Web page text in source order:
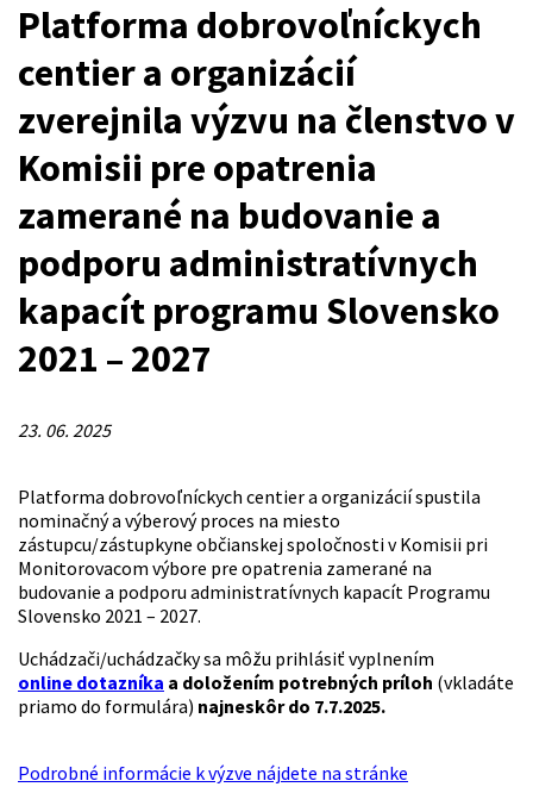
Platforma dobrovoľníckych
centier a organizácií
zverejnila výzvu na členstvo v
Komisii pre opatrenia
zamerané na budovanie a
podporu administratívnych
kapacít programu Slovensko
2021 – 2027
23. 06. 2025
Platforma dobrovoľníckych centier a organizácií spustila
nominačný a výberový proces na miesto
zástupcu/zástupkyne občianskej spoločnosti v Komisii pri
Monitorovacom výbore pre opatrenia zamerané na
budovanie a podporu administratívnych kapacít Programu
Slovensko 2021 – 2027.
Uchádzači/uchádzačky sa môžu prihlásiť vyplnením
online dotazníka a doložením potrebných príloh (vkladáte
priamo do formulára) najneskôr do 7.7.2025.
Podrobné informácie k výzve nájdete na stránke